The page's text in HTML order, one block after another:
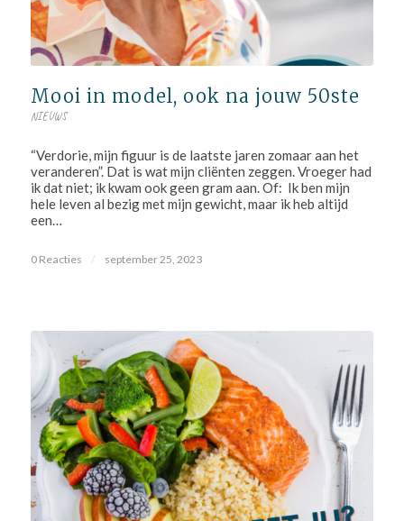
Mooi in model, ook na jouw 50ste
NIEUWS
“Verdorie, mijn figuur is de laatste jaren zomaar aan het
veranderen”. Dat is wat mijn cliënten zeggen. Vroeger had
ik dat niet; ik kwam ook geen gram aan. Of: Ik ben mijn
hele leven al bezig met mijn gewicht, maar ik heb altijd
een…
0 Reacties / september 25, 2023